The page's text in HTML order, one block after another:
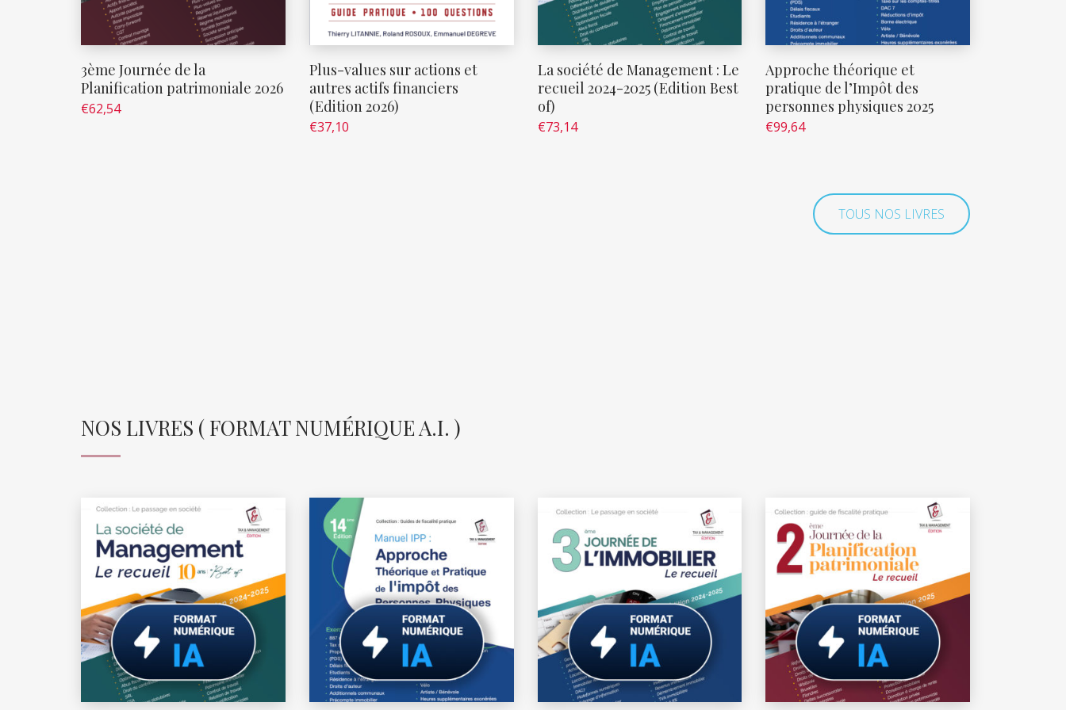
3ème Journée de la
Planification patrimoniale 2026
€62,54
Plus-values sur actions et
autres actifs financiers
(Edition 2026)
€37,10
La société de Management : Le
recueil 2024-2025 (Edition Best
of)
€73,14
Approche théorique et
pratique de l’Impôt des
personnes physiques 2025
€99,64
TOUS NOS LIVRES
NOS LIVRES ( FORMAT NUMÉRIQUE A.I. )